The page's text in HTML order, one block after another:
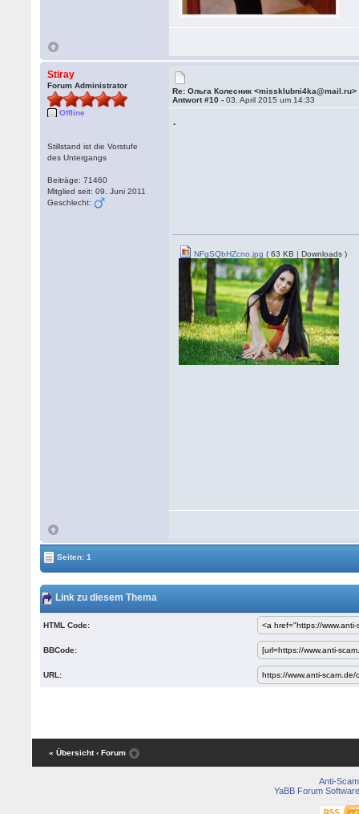
Stiray
Forum Administrator
Offline
Stillstand ist die Vorstufe
des Untergangs
Beiträge: 71460
Mitglied seit: 09. Juni 2011
Geschlecht:
Re: Ольга Колесник <missklubni4ka@mail.ru>
Antwort #10 -03. April 2015 um 14:33
.
NFgSQbHZcno.jpg ( 63 KB | Downloads )
Seiten: 1
Link zu diesem Thema
HTML Code:
BBCode:
URL:
« Übersicht ‹ Forum
Anti-Scam
YaBB Forum Software